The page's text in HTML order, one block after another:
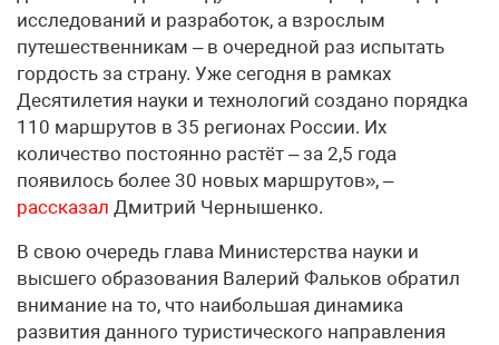
исследований и разработок, а взрослым
путешественникам – в очередной раз испытать
гордость за страну. Уже сегодня в рамках
Десятилетия науки и технологий создано порядка
110 маршрутов в 35 регионах России. Их
количество постоянно растёт – за 2,5 года
появилось более 30 новых маршрутов», –
рассказал Дмитрий Чернышенко.
В свою очередь глава Министерства науки и
высшего образования Валерий Фальков обратил
внимание на то, что наибольшая динамика
развития данного туристического направления